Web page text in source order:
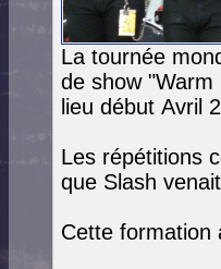
La tournée
de show
lieu début Avril
Les répétitions
que Slash
Cette formation